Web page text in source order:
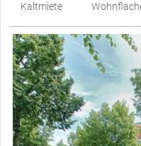
Kaltmiete